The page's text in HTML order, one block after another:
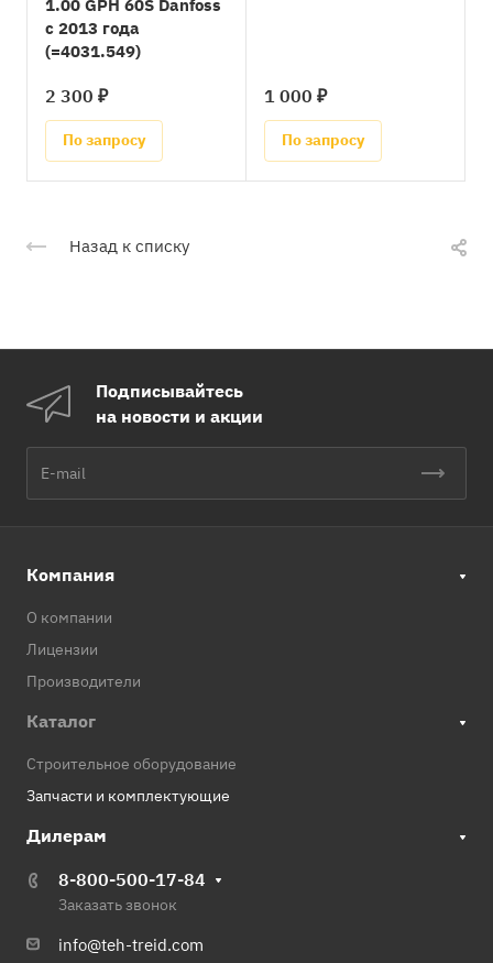
1.00 GPH 60S Danfoss
с 2013 года
(=4031.549)
2 300 ₽
По запросу
1 000 ₽
По запросу
Назад к списку
Подписывайтесь
на новости и акции
Компания
О компании
Лицензии
Производители
Каталог
Строительное оборудование
Запчасти и комплектующие
Дилерам
8-800-500-17-84
Заказать звонок
info@teh-treid.com